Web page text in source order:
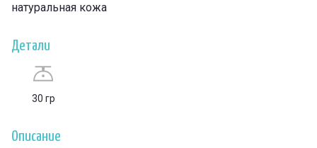
натуральная кожа
Детали
30 гр
Описание